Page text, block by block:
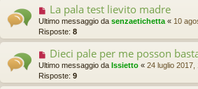
La pala test lievito madre
Ultimo messaggio da senzaetichetta « 10
Risposte: 8
Dieci pale per me posson
Ultimo messaggio da Issietto « 24 luglio 2017,
Risposte: 9